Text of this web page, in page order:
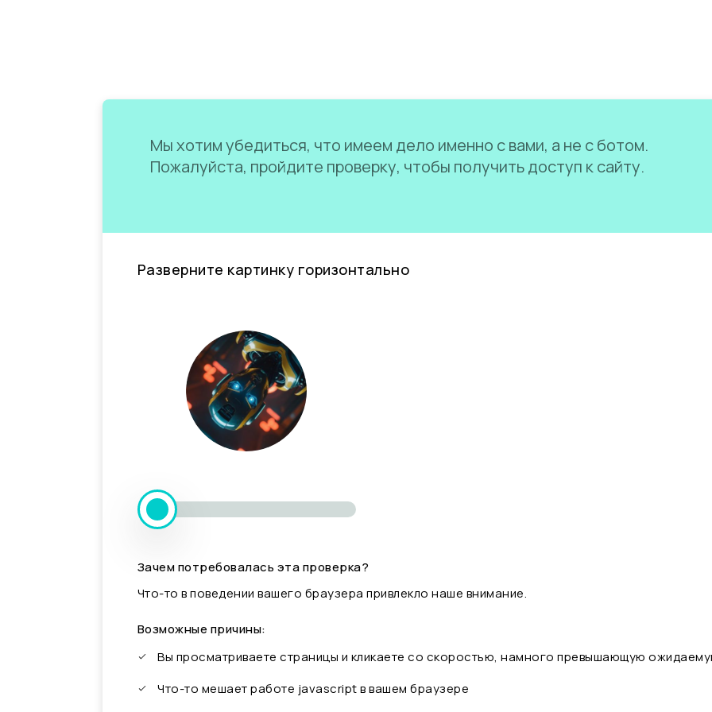
Мы хотим убедиться, что имеем дело именно с вами, а не с ботом.
Пожалуйста, пройдите проверку, чтобы получить доступ к сайту.
Разверните картинку горизонтально
Зачем потребовалась эта проверка?
Что-то в поведении вашего браузера привлекло наше внимание.
Возможные причины:
Вы просматриваете страницы и кликаете со скоростью, намного превышающую
Что-то мешает работе javascript в вашем браузере